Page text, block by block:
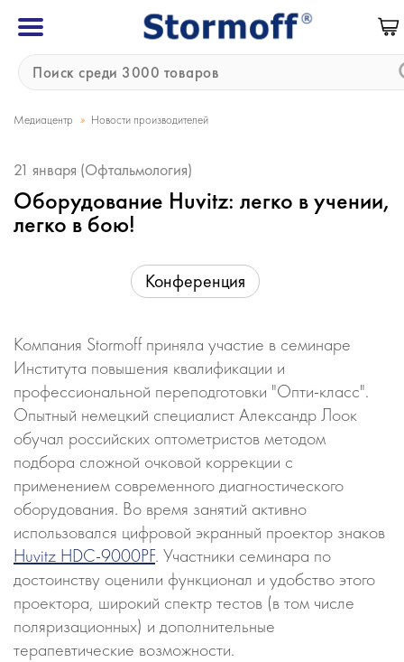
Медиацентр » Новости производителей
21 января (Офтальмология)
Оборудование Huvitz: легко в учении,
легко в бою!
Конференция
Компания Stormoff приняла участие в семинаре
Института повышения квалификации и
профессиональной переподготовки "Опти-класс".
Опытный немецкий специалист Александр Лоок
обучал российских оптометристов методом
подбора сложной очковой коррекции с
применением современного диагностического
оборудования. Во время занятий активно
использовался цифровой экранный проектор знаков
Huvitz HDС-9000PF. Участники семинара по
достоинству оценили функционал и удобство этого
проектора, широкий спектр тестов (в том числе
поляризационных) и дополнительные
терапевтические возможности.